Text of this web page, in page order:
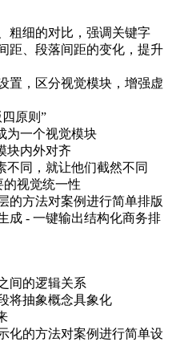
粗细的对比，强调关键字
距、段落间距的变化，提升
置，区分视觉模块，增强虚
原则”
为一个视觉模块
块内外对齐
不同，就让他们截然不同
的视觉统一性
的方法对案例进行简单排版
成 - 一键输出结构化商务排
间的逻辑关系
将抽象概念具象化
化的方法对案例进行简单设